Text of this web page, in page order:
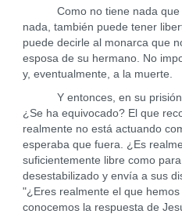
Como no tiene nada que
nada, también puede tener
puede decirle al monarca que
esposa de su hermano. No
y, eventualmente, a la muerte.
Y entonces, en su prisión,
¿Se ha equivocado? El que
realmente no está actuando
esperaba que fuera. ¿Es
suficientemente libre como
desestabilizado y envía a sus
"¿Eres realmente el que
conocemos la respuesta de